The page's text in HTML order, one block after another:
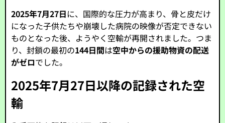
2025年7月27日に、国際的な圧力が高まり、骨と皮だけ
になった子供たちや崩壊した病院の映像が否定できない
ものとなった後、ようやく空輸が再開されました。つま
り、封鎖の最初の144日間は空中からの援助物資の配送
がゼロでした。
2025年7月27日以降の記録された空
輸